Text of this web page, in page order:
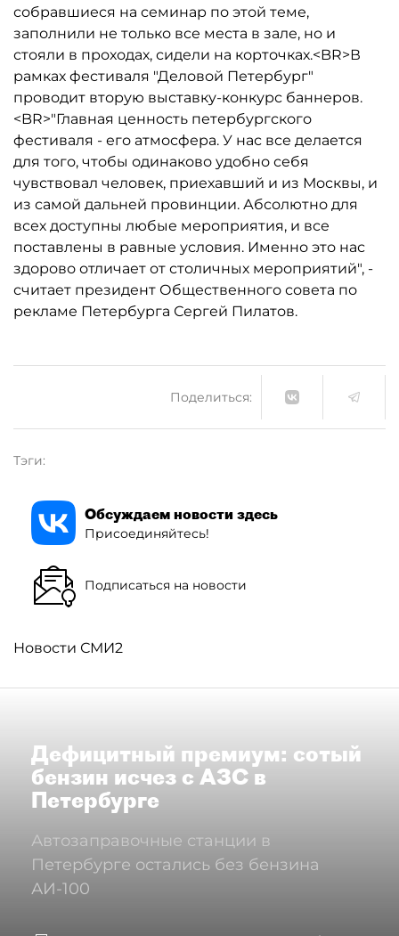
собравшиеся на семинар по этой теме,
заполнили не только все места в зале, но и
стояли в проходах, сидели на корточках.<BR>В
рамках фестиваля "Деловой Петербург"
проводит вторую выставку-конкурс баннеров.
<BR>"Главная ценность петербургского
фестиваля - его атмосфера. У нас все делается
для того, чтобы одинаково удобно себя
чувствовал человек, приехавший и из Москвы, и
из самой дальней провинции. Абсолютно для
всех доступны любые мероприятия, и все
поставлены в равные условия. Именно это нас
здорово отличает от столичных мероприятий", -
считает президент Общественного совета по
рекламе Петербурга Сергей Пилатов.
Поделиться:
Тэги:
Обсуждаем новости здесь
Присоединяйтесь!
Подписаться на новости
Новости СМИ2
Дефицитный премиум: сотый
бензин исчез с АЗС в
Петербурге
Автозаправочные станции в
Петербурге остались без бензина
АИ-100